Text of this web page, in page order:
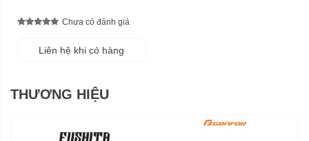
Chưa có đánh giá
Liên hệ khi có hàng
THƯƠNG HIỆU